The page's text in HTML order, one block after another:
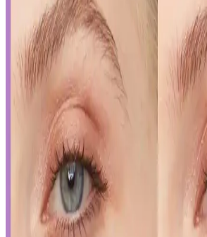
Kalıcı kalem göz makyajı, suya ve tere
süre kalıcı ve net çizgiler sağlar. Uygulama
gözlerinizi vurgulayın.
Kalıcı Oje Seçenekleri: Nail
Modellerinin Detaylı Analizi
Nail Master M377 ve M378 modelleri,
sunan kalıcı ojeler arasında öne çıkar. Bu
bakım önerileriyle uzun süre şık ve bakımlı
İslak Ruj Uygulama ve Bakım
Mükemmel Dudaklara Ulaşın
İslak rujun güzelliğini ortaya çıkarmak ve
doğru uygulama teknikleri ve bakım
sınır çizimi ve kat kat uygulama ile